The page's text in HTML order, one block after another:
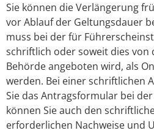
Sie können die Verlängerung
vor Ablauf der Geltungsdauer
muss bei der für
schriftlich oder soweit dies von
Behörde angeboten wird, als
werden. Bei einer schriftlichen
Sie das Antragsformular bei
können Sie auch den
erforderlichen Nachweise und